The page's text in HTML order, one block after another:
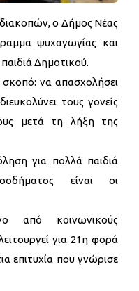
ο Δήμος Νέας
ψυχαγωγίας και
Δημοτικού.
να απασχολήσει
τους γονείς
μετά τη λήξη της
για πολλά παιδιά
είναι οι
από κοινωνικούς
για 21η φορά
επιτυχία που γνώρισε